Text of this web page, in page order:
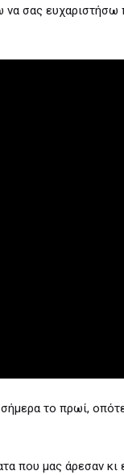
να σας
το πρωί,
που μας άρεσαν